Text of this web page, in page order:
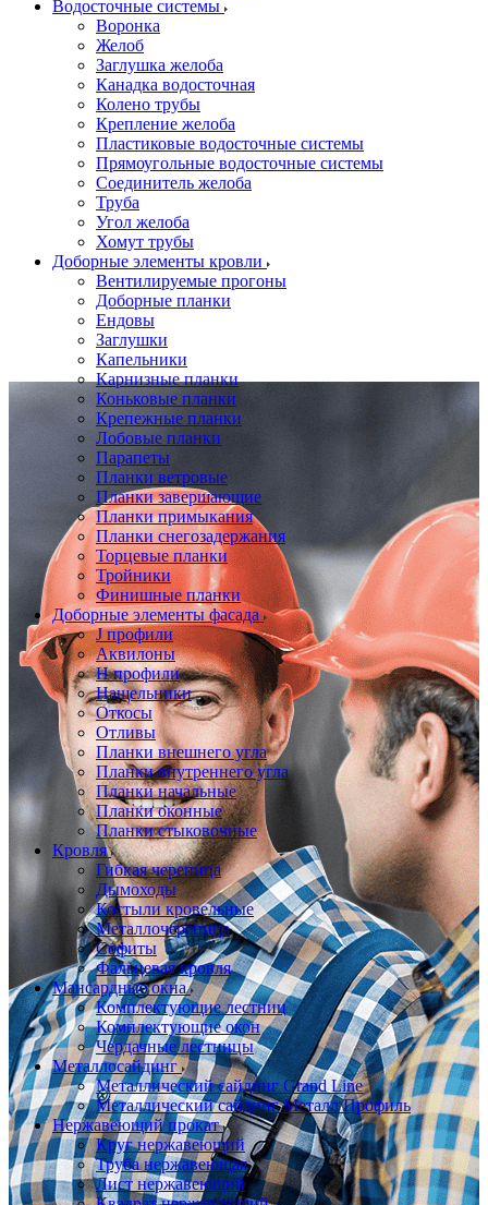
Водосточные системы
Воронка
Желоб
Заглушка желоба
Канадка водосточная
Колено трубы
Крепление желоба
Пластиковые водосточные системы
Прямоугольные водосточные системы
Соединитель желоба
Труба
Угол желоба
Хомут трубы
Доборные элементы кровли
Вентилируемые прогоны
Доборные планки
Ендовы
Заглушки
Капельники
Карнизные планки
Коньковые планки
Крепежные планки
Лобовые планки
Парапеты
Планки ветровые
Планки завершающие
Планки примыкания
Планки снегозадержания
Торцевые планки
Тройники
Финишные планки
Доборные элементы фасада
J профили
Аквилоны
Н профили
Нащельники
Откосы
Отливы
Планки внешнего угла
Планки внутреннего угла
Планки начальные
Планки оконные
Планки стыковочные
Кровля
Гибкая черепица
Дымоходы
Костыли кровельные
Металлочерепица
Софиты
Фальцевая кровля
Мансардные окна
Комплектующие лестниц
Комплектующие окон
Чердачные лестницы
Металлосайдинг
Металлический сайдинг Grand Line
Металлический сайдинг Металл Профиль
Нержавеющий прокат
Круг нержавеющий
Труба нержавеющая
Лист нержавеющий